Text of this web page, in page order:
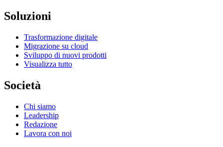
Soluzioni
Trasformazione digitale
Migrazione su cloud
Sviluppo di nuovi prodotti
Visualizza tutto
Società
Chi siamo
Leadership
Redazione
Lavora con noi